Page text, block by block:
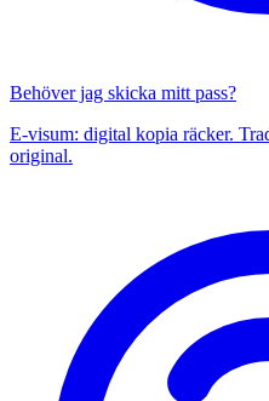
Behöver jag skicka mitt pass?
E-visum: digital kopia räcker.
original.